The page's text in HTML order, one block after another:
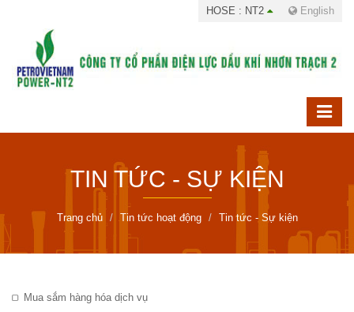
HOSE : NT2 English
TIN TỨC - SỰ KIỆN
Trang chủ Tin tức hoạt động Tin tức - Sự kiện
Mua sắm hàng hóa dịch vụ